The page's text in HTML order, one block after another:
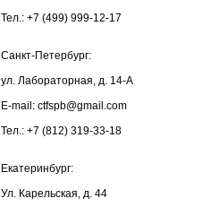
Тел.: +7 (499) 999-12-17
Санкт-Петербург:
ул. Лабораторная, д. 14-А
E-mail: ctfspb@gmail.com
Тел.: +7 (812) 319-33-18
Екатеринбург:
Ул. Карельская, д. 44